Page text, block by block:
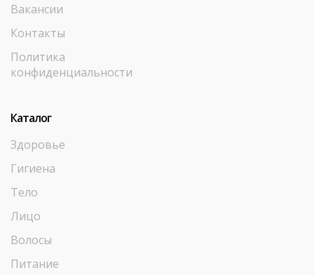
Вакансии
Контакты
Политика
конфиденциальности
Каталог
Здоровье
Гигиена
Тело
Лицо
Волосы
Питание